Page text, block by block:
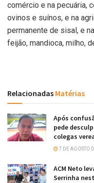
comércio e na pecuária,
ovinos e suínos, e na
permanente de sisal, e
feijão, mandioca, milho,
Relacionadas Matérias
Após
pede
colegas
7 DE AGOSTO
ACM Neto
Serrinha